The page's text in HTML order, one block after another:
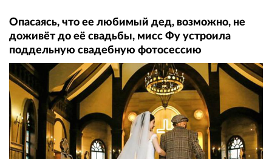
Опасаясь, что ее любимый дед, возможно, не
доживёт до её свадьбы, мисс Фу устроила
поддельную свадебную фотосессию